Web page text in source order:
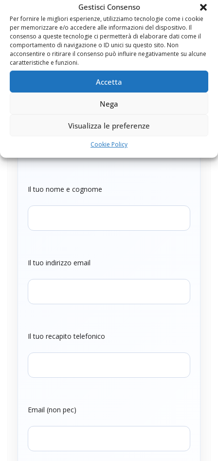
Gestisci Consenso
Per fornire le migliori esperienze, utilizziamo tecnologie come i cookie
per memorizzare e/o accedere alle informazioni del dispositivo. Il
consenso a queste tecnologie ci permetterà di elaborare dati come il
comportamento di navigazione o ID unici su questo sito. Non
acconsentire o ritirare il consenso può influire negativamente su alcune
caratteristiche e funzioni.
Accetta
Nega
Visualizza le preferenze
Cookie Policy
Se vuoi migliorare la presenza online della tua attività e
capire quali interventi servono davvero, puoicontattarmi
per maggiori informazioni.
Adesione ai servizi di
consulenza
Il tuo nome e cognome
Il tuo indirizzo email
Il tuo recapito telefonico
Email (non pec)